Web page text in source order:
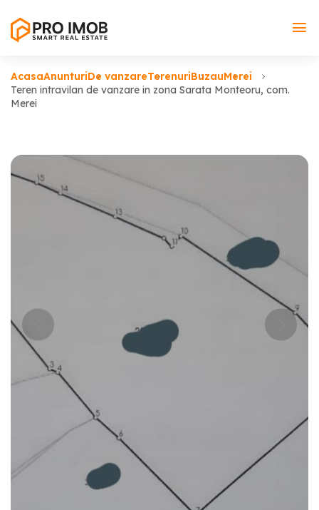
AcasaAnunturiDe vanzareTerenuriBuzauMerei
Teren intravilan de vanzare in zona Sarata Monteoru, com.
Merei